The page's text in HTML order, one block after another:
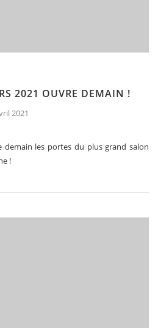
2021 OUVRE DEMAIN !
2021
demain les portes du plus grand salon
!